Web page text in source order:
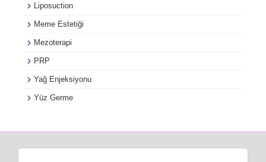
Liposuction
Meme Estetiği
Mezoterapi
PRP
Yağ Enjeksiyonu
Yüz Germe